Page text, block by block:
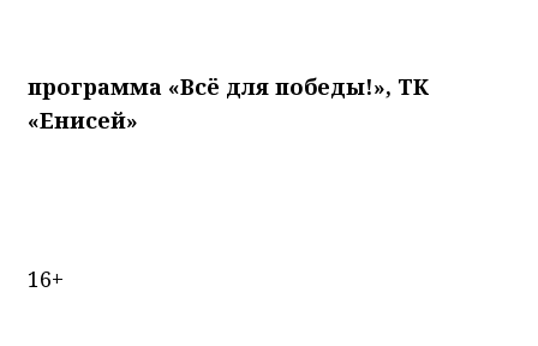
программа «Всё для победы!», ТК
«Енисей»
16+